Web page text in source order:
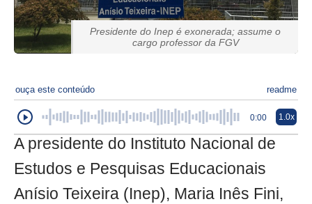
Presidente do Inep é exonerada; assume o
cargo professor da FGV
ouça este conteúdo readme
0:00 1.0x
A presidente do Instituto Nacional de
Estudos e Pesquisas Educacionais
Anísio Teixeira (Inep), Maria Inês Fini,